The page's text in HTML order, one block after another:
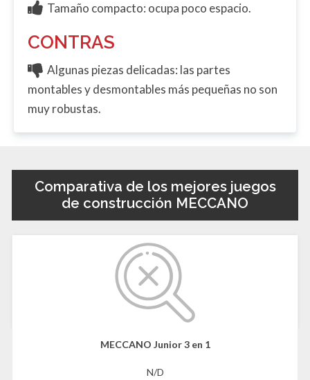
Tamaño compacto: ocupa poco espacio.
CONTRAS
Algunas piezas delicadas: las partes
montables y desmontables más pequeñas no son
muy robustas.
Comparativa de los mejores juegos
de construcción MECCANO
MECCANO Junior 3 en 1
N/D